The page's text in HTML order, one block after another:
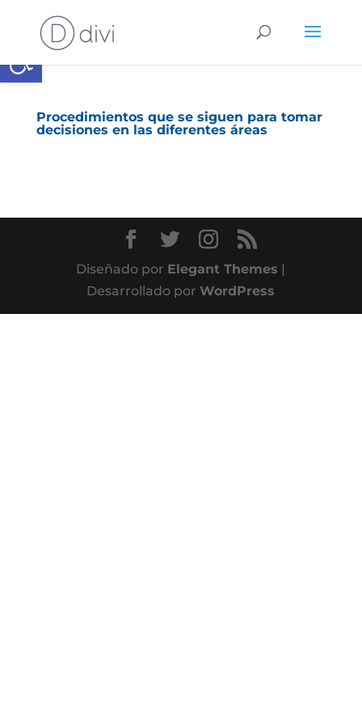
Abrir barra de herramientas
Procedimientos que se siguen para tomar
decisiones en las diferentes áreas
Diseñado por Elegant Themes |
Desarrollado porWordPress